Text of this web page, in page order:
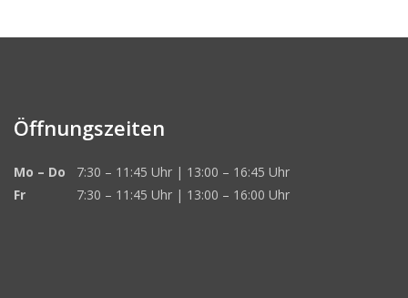
Öffnungszeiten
Mo – Do 7:30 – 11:45 Uhr | 13:00 – 16:45 Uhr
Fr
7:30 – 11:45 Uhr | 13:00 – 16:00 Uhr